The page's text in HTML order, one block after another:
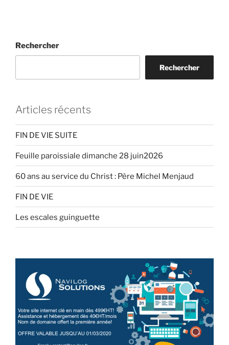
Rechercher
Rechercher
Articles récents
FIN DE VIE SUITE
Feuille paroissiale dimanche 28 juin2026
60 ans au service du Christ : Père Michel Menjaud
FIN DE VIE
Les escales guinguette